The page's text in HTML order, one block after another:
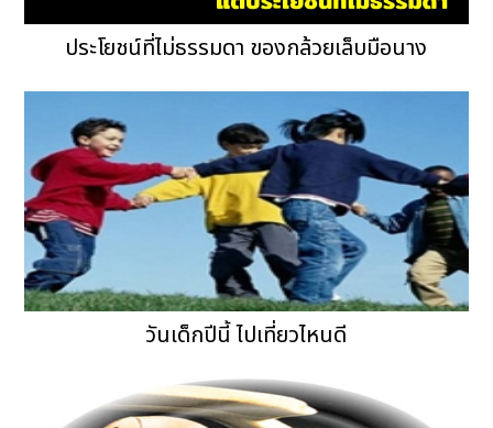
ประโยชน์ที่ไม่ธรรมดา ของกล้วยเล็บมือนาง
วันเด็กปีนี้ ไปเที่ยวไหนดี